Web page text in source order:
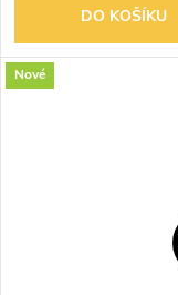
DO KOŠÍKU
Nové